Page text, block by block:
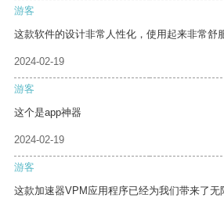
游客
这款软件的设计非常人性化，使用起来非常舒
2024-02-19
游客
这个是app神器
2024-02-19
游客
这款加速器VPM应用程序已经为我们带来了无